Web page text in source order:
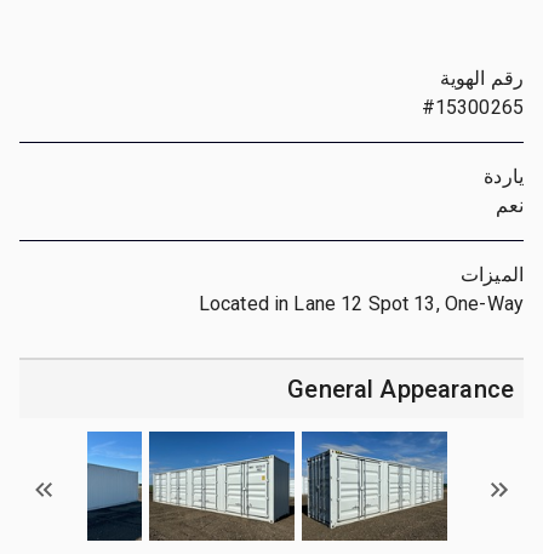
رقم الهوية
#15300265
ياردة
نعم
الميزات
Located in Lane 12 Spot 13, One-Way
General Appearance